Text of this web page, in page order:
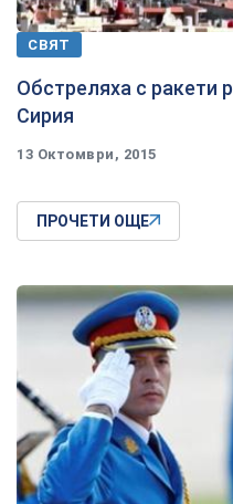
СВЯТ
Обстреляха с ракети
Сирия
13 Октомври, 2015
ПРОЧЕТИ ОЩЕ